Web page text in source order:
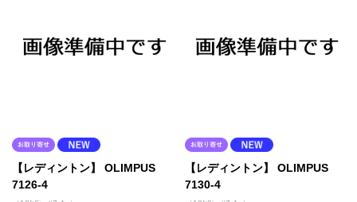
【レディントン】 OLIMPUS
7126-4
【レディントン】 OLIMPUS
7130-4